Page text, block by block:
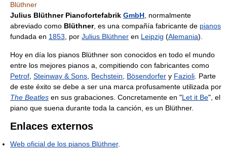
Blüthner
Julius Blüthner Pianofortefabrik GmbH , normalmente
abreviado como Blüthner, es una compañía fabricante de pianos
fundada en 1853 , por Julius Blüthner en Leipzig (Alemania).
Hoy en día los pianos Blüthner son conocidos en todo el mundo
entre los mejores pianos a, compitiendo con fabricantes como
Petrof Steinway & Sons Bechstein Bösendorfer y Fazioli . Parte
de este éxito se debe a ser una marca profusamente utilizada por
The Beatles en sus grabaciones. Concretamente en "Let it Be", el
piano que suena durante toda la canción, es un Blüthner.
Enlaces externos
Web oficial de los pianos Blüthner.